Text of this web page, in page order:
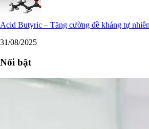
Acid Butyric – Tăng cường đề kháng tự
31/08/2025
Nổi bật